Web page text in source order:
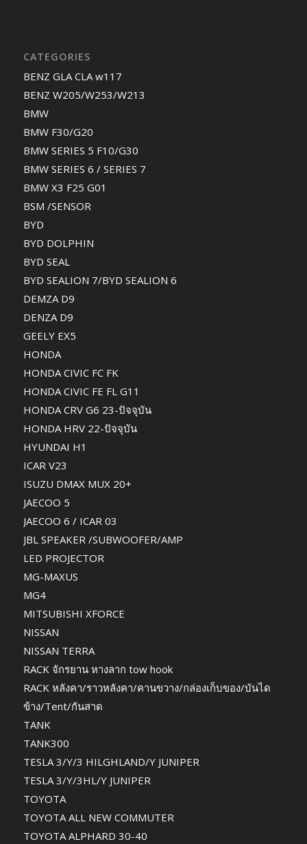
CATEGORIES
BENZ GLA CLA w117
BENZ W205/W253/W213
BMW
BMW F30/G20
BMW SERIES 5 F10/G30
BMW SERIES 6 / SERIES 7
BMW X3 F25 G01
BSM /SENSOR
BYD
BYD DOLPHIN
BYD SEAL
BYD SEALION 7/BYD SEALION 6
DEMZA D9
DENZA D9
GEELY EX5
HONDA
HONDA CIVIC FC FK
HONDA CIVIC FE FL G11
HONDA CRV G6 23-ปัจจุบัน
HONDA HRV 22-ปัจจุบัน
HYUNDAI H1
ICAR V23
ISUZU DMAX MUX 20+
JAECOO 5
JAECOO 6 / ICAR 03
JBL SPEAKER /SUBWOOFER/AMP
LED PROJECTOR
MG-MAXUS
MG4
MITSUBISHI XFORCE
NISSAN
NISSAN TERRA
RACK จักรยาน หางลาก tow hook
RACK หลังคา/ราวหลังคา/คานขวาง/กล่องเก็บของ/บันได
ข้าง/Tent/กันสาด
TANK
TANK300
TESLA 3/Y/3 HILGHLAND/Y JUNIPER
TESLA 3/Y/3HL/Y JUNIPER
TOYOTA
TOYOTA ALL NEW COMMUTER
TOYOTA ALPHARD 30-40